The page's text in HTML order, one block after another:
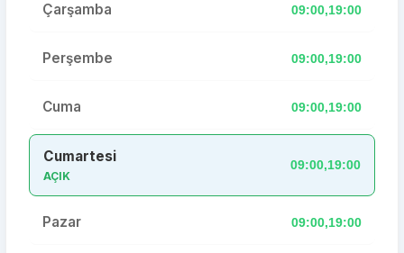
Çarşamba 09:00,19:00
Perşembe 09:00,19:00
Cuma 09:00,19:00
Cumartesi
AÇIK
09:00,19:00
Pazar 09:00,19:00